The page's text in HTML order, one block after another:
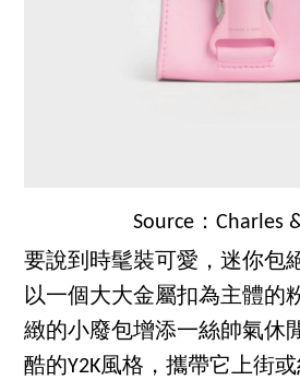
Source：Charles
要說到時髦裝可愛，迷你包
以一個大大金屬扣為主體的
緻的小廢包增添一絲帥氣休
酷的Y2K風格，攜帶它上街